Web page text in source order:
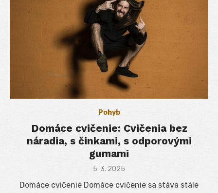
Pohyb
Domáce cvičenie: Cvičenia bez
náradia, s činkami, s odporovými
gumami
Posted
5. 3. 2025
Domáce cvičenie Domáce cvičenie sa stáva stále